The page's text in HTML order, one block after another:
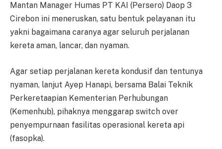
Mantan Manager Humas PT KAI (Persero) Daop 3
Cirebon ini meneruskan, satu bentuk pelayanan itu
yakni bagaimana caranya agar seluruh perjalanan
kereta aman, lancar, dan nyaman.
Agar setiap perjalanan kereta kondusif dan tentunya
nyaman, lanjut Ayep Hanapi, bersama Balai Teknik
Perkeretaapian Kementerian Perhubungan
(Kemenhub), pihaknya menggarap switch over
penyempurnaan fasilitas operasional kereta api
(fasopka).